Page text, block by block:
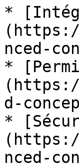
*
nced-
*
d-
*
nced-